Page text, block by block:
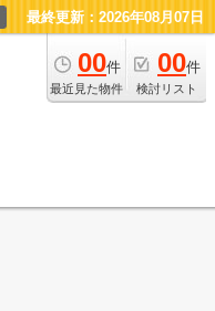
最終更新：2026年08月07日
00件
最近見た物件
00件
検討リスト